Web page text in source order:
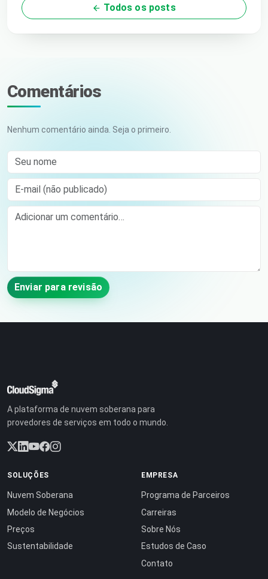
Todos os posts
Comentários
Nenhum comentário ainda. Seja o primeiro.
Seu nome
E-mail (não publicado)
Comment
Enviar para revisão
A plataforma de nuvem soberana para
provedores de serviços em todo o mundo.
SOLUÇÕES
Nuvem Soberana
Modelo de Negócios
Preços
Sustentabilidade
EMPRESA
Programa de Parceiros
Carreiras
Sobre Nós
Estudos de Caso
Contato